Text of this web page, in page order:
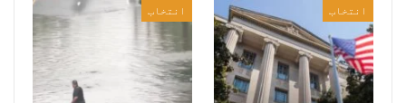
انتخاب انتخاب